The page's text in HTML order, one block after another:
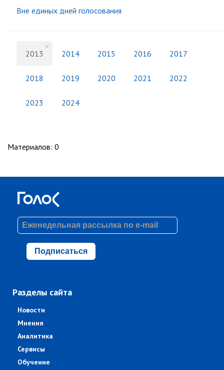
Вне единых дней голосования
2013 2014 2015 2016 2017
2018 2019 2020 2021 2022
2023 2024
Материалов: 0
Подписаться
Разделы сайта
Новости
Мнения
Аналитика
Сервисы
Обучение